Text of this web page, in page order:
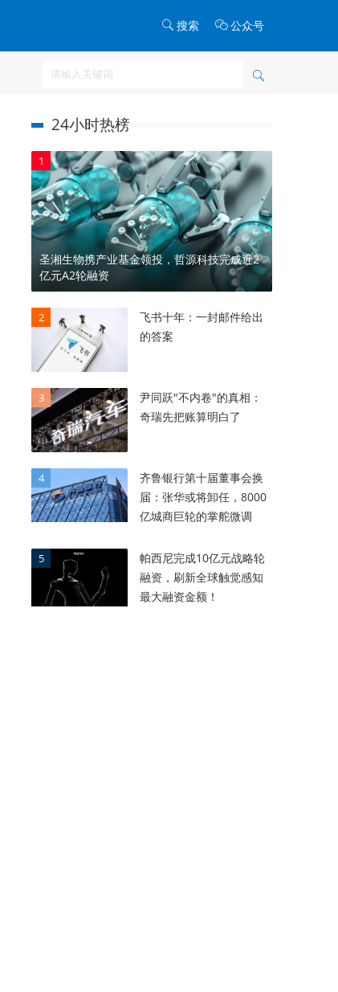
搜索 公众号
24小时热榜
1
圣湘生物携产业基金领投，哲源科技完成近2
亿元A2轮融资
2
飞书十年：一封邮件给出
的答案
3
尹同跃"不内卷"的真相：
奇瑞先把账算明白了
4
齐鲁银行第十届董事会换
届：张华或将卸任，8000
亿城商巨轮的掌舵微调
5
帕西尼完成10亿元战略轮
融资，刷新全球触觉感知
最大融资金额！